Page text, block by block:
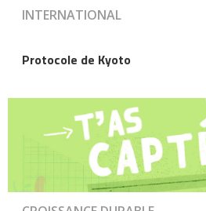
INTERNATIONAL
Protocole de Kyoto